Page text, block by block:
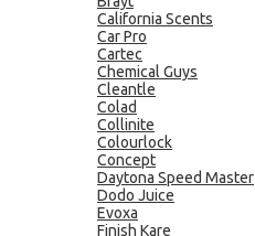
California Scents
Car Pro
Cartec
Chemical Guys
Cleantle
Colad
Collinite
Colourlock
Concept
Daytona Speed Master
Dodo Juice
Evoxa
Finish Kare